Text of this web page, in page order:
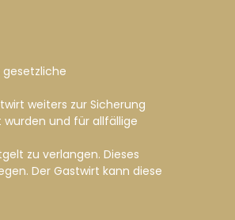
gesetzliche
weiters zur Sicherung
und für allfällige
zu verlangen. Dieses
Der Gastwirt kann diese